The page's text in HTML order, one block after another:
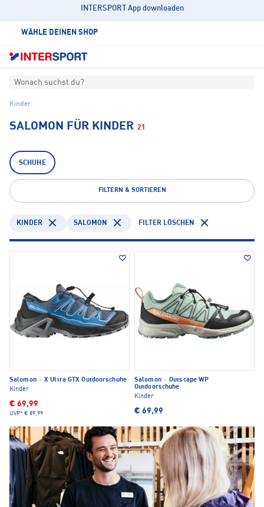
INTERSPORT App downloaden
WÄHLE DEINEN SHOP
Wonach suchst du?
Kinder
SALOMON FÜR KINDER 21
SCHUHE
FILTERN & SORTIEREN
KINDER SALOMON FILTER LÖSCHEN
Salomon · X Ultra GTX Outdoorschuhe
Kinder
€ 69,99
UVP* € 89,99
Salomon · Outscape WP
Outdoorschuhe
Kinder
€ 69,99